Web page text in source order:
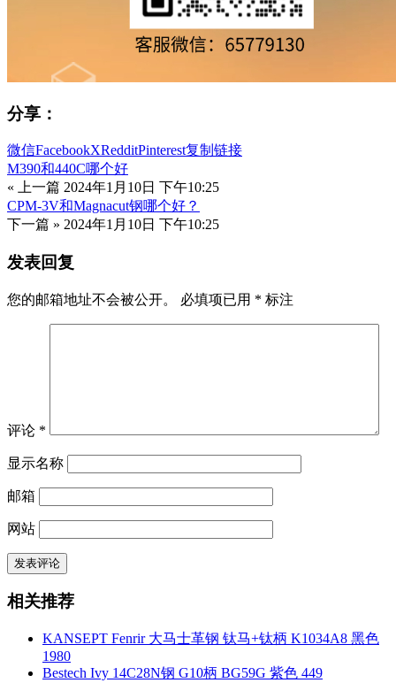
分享：
微信FacebookXRedditPinterest复制链接
M390和440C哪个好
« 上一篇 2024年1月10日 下午10:25
CPM-3V和Magnacut钢哪个好？
下一篇 » 2024年1月10日 下午10:25
发表回复
您的邮箱地址不会被公开。 必填项已用 * 标注
评论 *
显示名称
邮箱
网站
相关推荐
KANSEPT Fenrir 大马士革钢 钛马+钛柄 K1034A8 黑色
1980
Bestech Ivy 14C28N钢 G10柄 BG59G 紫色 449